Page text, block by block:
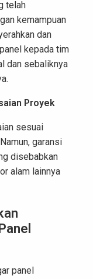
telah
kemampuan
dan
kepada tim
dan sebaliknya
Proyek
sesuai
garansi
disebabkan
alam lainnya
panel